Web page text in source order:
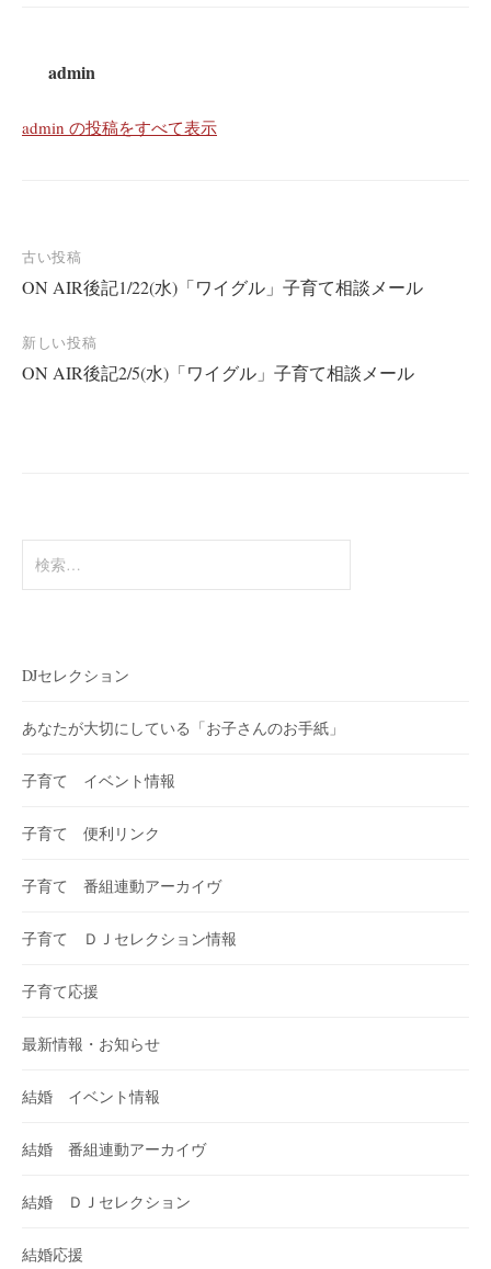
admin
admin の投稿をすべて表示
投
稿
ナ
ビ
古い投稿
ON AIR後記1/22(水)「ワイグル」子育て相談メール
新しい投稿
ON AIR後記2/5(水)「ワイグル」子育て相談メール
索:
DJセレクション
あなたが大切にしている「お子さんのお手紙」
子育て イベント情報
子育て 便利リンク
子育て 番組連動アーカイヴ
子育て ＤＪセレクション情報
子育て応援
最新情報・お知らせ
結婚 イベント情報
結婚 番組連動アーカイヴ
結婚 ＤＪセレクション
結婚応援